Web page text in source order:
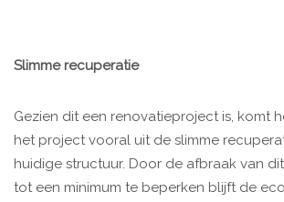
Slimme recuperatie
Gezien dit een renovatieproject is, komt
het project vooral uit de slimme
huidige structuur. Door de afbraak van
tot een minimum te beperken blijft de